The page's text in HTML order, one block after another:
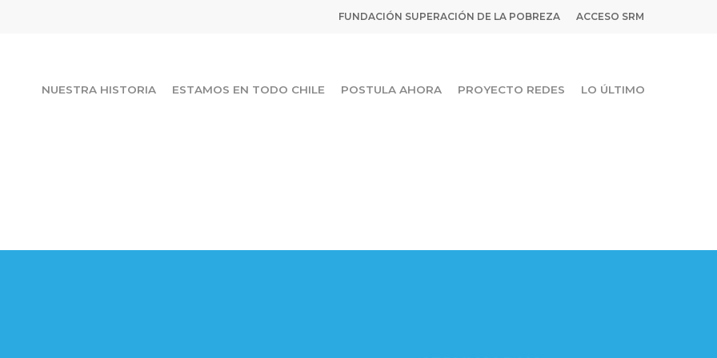
FUNDACIÓN SUPERACIÓN DE LA POBREZA ACCESO SRM
NUESTRA HISTORIA ESTAMOS EN TODO CHILE POSTULA AHORA PROYECTO REDES LO ÚLTIMO